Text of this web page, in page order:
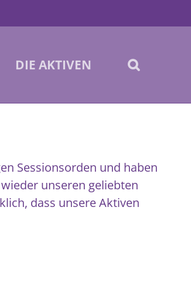
DIE AKTIVEN
Sessionsorden und haben
unseren geliebten
dass unsere Aktiven